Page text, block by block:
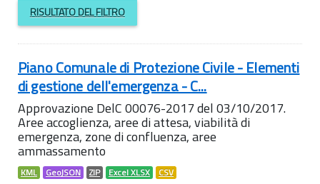
RISULTATO DEL FILTRO
Piano Comunale di Protezione Civile - Elementi
di gestione dell'emergenza - C...
Approvazione DelC 00076-2017 del 03/10/2017.
Aree accoglienza, aree di attesa, viabilità di
emergenza, zone di confluenza, aree
ammassamento
KML GeoJSON ZIP Excel XLSX CSV